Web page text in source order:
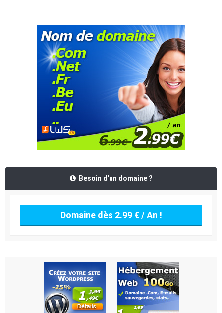
Besoin d'un domaine ?
Domaine dès 2.99 € / An !